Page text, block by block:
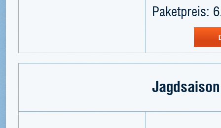
Paketpreis:
Jagdsaison